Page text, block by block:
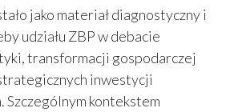
jako materiał diagnostyczny i
udziału ZBP w debacie
transformacji gospodarczej
inwestycji
kontekstem